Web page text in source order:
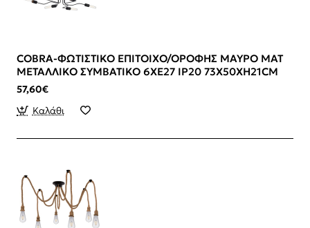
COBRA-ΦΩΤΙΣΤΙΚΟ ΕΠΙΤΟΙΧΟ/ΟΡΟΦΗΣ ΜΑΥΡΟ ΜΑΤ
ΜΕΤΑΛΛΙΚΟ ΣΥΜΒΑΤΙΚΟ 6XE27 IP20 73X50XH21CM
57,60€
Καλάθι